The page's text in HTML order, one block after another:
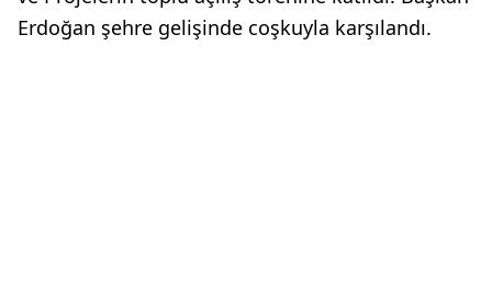
Erdoğan şehre gelişinde coşkuyla karşılandı.